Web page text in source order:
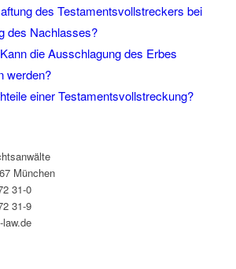
des Testamentsvollstreckers bei
des Nachlasses?
die Ausschlagung des Erbes
werden?
einer Testamentsvollstreckung?
München
31-0
31-9